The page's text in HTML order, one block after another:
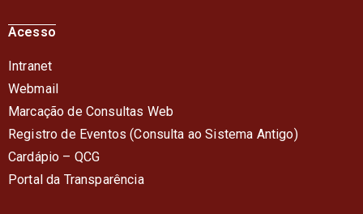
Acesso
Intranet
Webmail
Marcação de Consultas Web
Registro de Eventos (Consulta ao Sistema Antigo)
Cardápio – QCG
Portal da Transparência